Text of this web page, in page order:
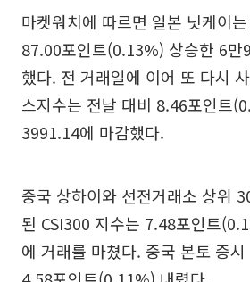
마켓워치에 따르면 일본 닛케이
87.00포인트(0.13%) 상승한 6만
했다. 전 거래일에 이어 또 다시
스지수는 전날 대비 8.46포인트
3991.14에 마감했다.
중국 상하이와 선전거래소 상위
된 CSI300 지수는 7.48포인트
에 거래를 마쳤다. 중국 본토 증